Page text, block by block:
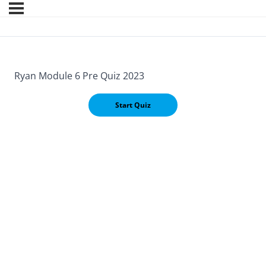
Ryan Module 6 Pre Quiz 2023